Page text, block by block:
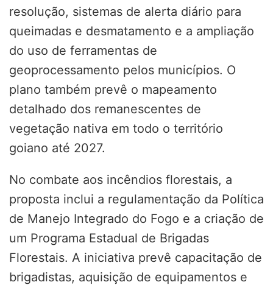
resolução, sistemas de alerta diário para
queimadas e desmatamento e a ampliação
do uso de ferramentas de
geoprocessamento pelos municípios. O
plano também prevê o mapeamento
detalhado dos remanescentes de
vegetação nativa em todo o território
goiano até 2027.
No combate aos incêndios florestais, a
proposta inclui a regulamentação da Política
de Manejo Integrado do Fogo e a criação de
um Programa Estadual de Brigadas
Florestais. A iniciativa prevê capacitação de
brigadistas, aquisição de equipamentos e